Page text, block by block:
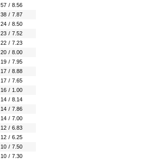
57 / 8.56
38 / 7.87
24 / 8.50
23 / 7.52
22 / 7.23
20 / 8.00
19 / 7.95
17 / 8.88
17 / 7.65
16 / 1.00
14 / 8.14
14 / 7.86
14 / 7.00
12 / 6.83
12 / 6.25
10 / 7.50
10 / 7.30